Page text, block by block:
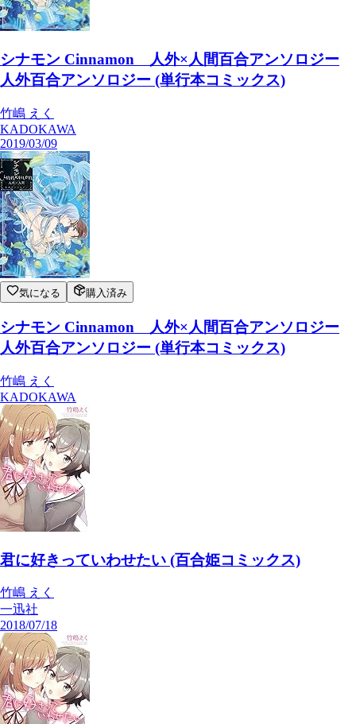
シナモン Cinnamon 人外×人間百合アンソロジー
人外百合アンソロジー (単行本コミックス)
竹嶋 えく
KADOKAWA
2019/03/09
気になる 購入済み
シナモン Cinnamon 人外×人間百合アンソロジー
人外百合アンソロジー (単行本コミックス)
竹嶋 えく
KADOKAWA
君に好きっていわせたい (百合姫コミックス)
竹嶋 えく
一迅社
2018/07/18